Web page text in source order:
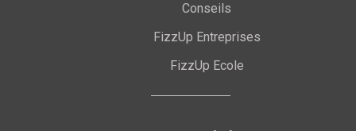
Conseils
FizzUp Entreprises
FizzUp Ecole